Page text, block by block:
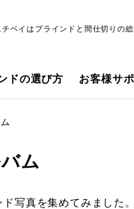
チベイはブラインドと間仕切りの
ドの選び方 お客様サ
ム
写真を集めてみました。